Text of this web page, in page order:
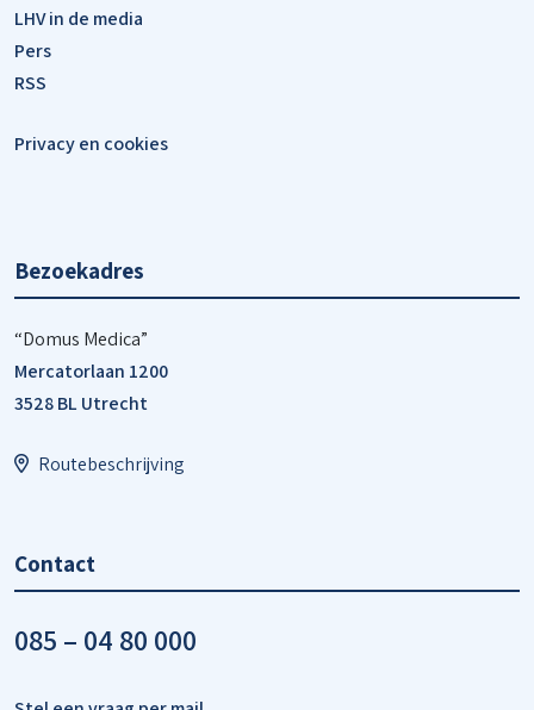
LHV in de media
Pers
RSS
Privacy en cookies
Bezoekadres
“Domus Medica”
Mercatorlaan 1200
3528 BL Utrecht
Routebeschrijving
Contact
085 – 04 80 000